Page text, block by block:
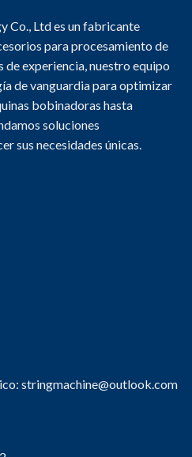
Co., Ltd es un fabricante
para procesamiento de
de experiencia, nuestro equipo
de vanguardia para optimizar
bobinadoras hasta
soluciones
sus necesidades únicas.
stringmachine@outlook.com